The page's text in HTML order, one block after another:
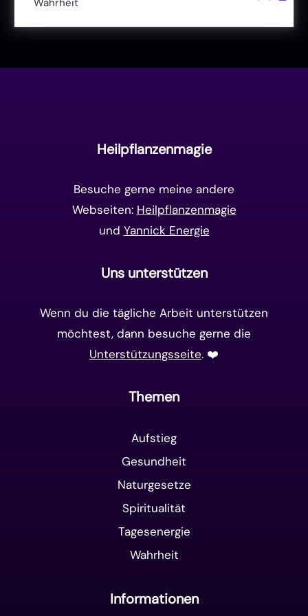
Wahrheit
Heilpflanzenmagie
Besuche gerne meine andere
Webseiten: Heilpflanzenmagie
und Yannick Energie
Uns unterstützen
Wenn du die tägliche Arbeit unterstützen
möchtest, dann besuche gerne die
Unterstützungsseite. ❤️️
Themen
Aufstieg
Gesundheit
Naturgesetze
Spiritualität
Tagesenergie
Wahrheit
Informationen